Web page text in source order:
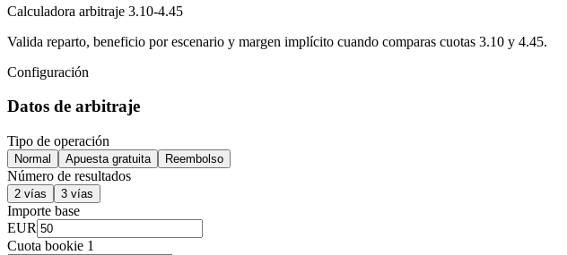
Calculadora arbitraje 3.10-4.45
Valida reparto, beneficio por escenario y margen implícito cuando comparas cuotas 3.10 y 4.45.
Configuración
Datos de arbitraje
Tipo de operación
Normal Apuesta gratuita Reembolso
Número de resultados
2 vías 3 vías
Importe base
EUR
Cuota bookie 1